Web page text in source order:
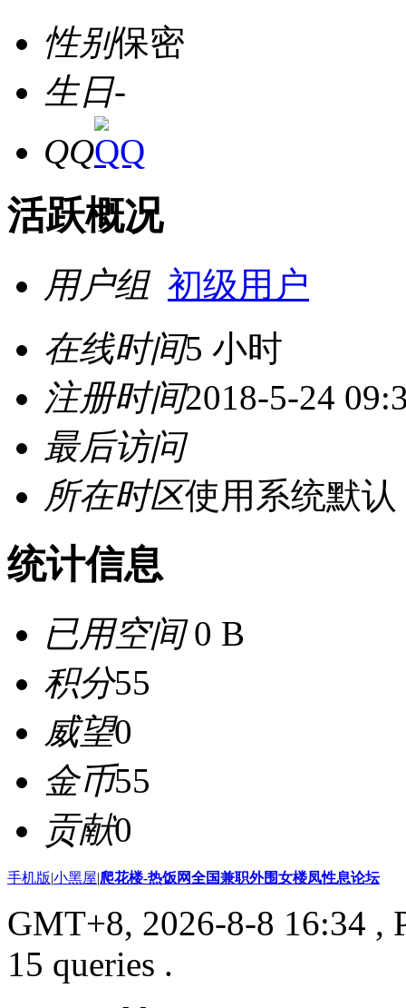
性别保密
生日-
QQ
活跃概况
用户组 初级用户
在线时间5 小时
注册时间2018-5-24
最后访问
所在时区使用系统默认
统计信息
已用空间0 B
积分55
威望0
金币55
贡献0
手机版|小黑屋|爬花楼-热饭网全国兼职外围女楼凤性息论坛
GMT+8, 2026-8-8 16:34 ,
15 queries .